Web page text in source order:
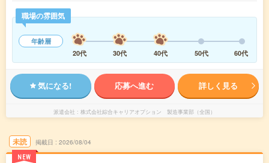
職場の雰囲気
年齢層
20代
30代 40代 50代 60代
気になる! 応募へ進む 詳しく見る
派遣会社 株式会社綜合キャリアオプション 製造事業部（全国）
未読
NEW
掲載日 2026/08/04